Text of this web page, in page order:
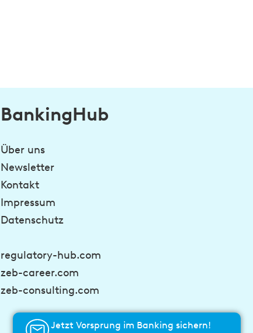
BankingHub
Über uns
Newsletter
Kontakt
Impressum
Datenschutz
regulatory-hub.com
zeb-career.com
zeb-consulting.com
Jetzt Vorsprung im Banking sichern!